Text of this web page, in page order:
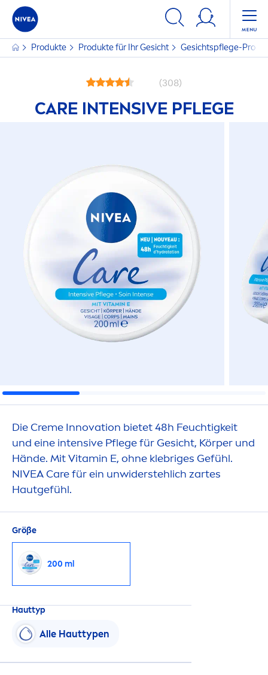
Produkte Produkte für Ihr Gesicht Gesichtspflege-
(308)
CAREINTENSIVE PFLEGE
Die Creme Innovation bietet 48h Feuchtigkeit
und eine intensive Pflege für Gesicht, Körper und
Hände. MitVitamin E, ohne klebriges Gefühl.
NIVEA Carefür ein unwiderstehlich zartes
Hautgefühl.
Größe
200 ml
Hauttyp
Alle Hauttypen